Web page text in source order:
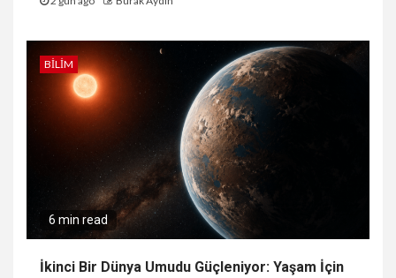
BILIM
6 min read
İkinci Bir Dünya Umudu Güçleniyor: Yaşam İçin